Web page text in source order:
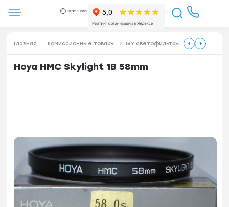
Главная Комиссионные товары Б/У светофильтры
Hoya HMC Skylight 1B 58mm